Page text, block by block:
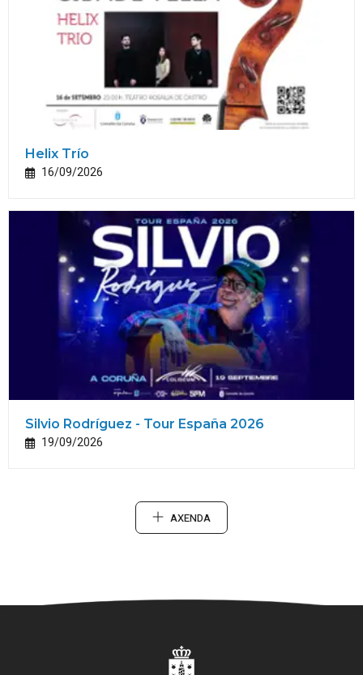
Helix Trío
16/09/2026
Silvio Rodríguez - Tour España 2026
19/09/2026
AXENDA